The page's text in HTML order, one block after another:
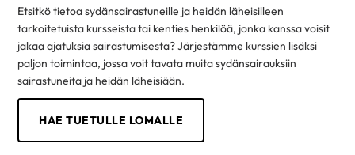
Etsitkö tietoa sydänsairastuneille ja heidän läheisilleen
tarkoitetuista kursseista tai kenties henkilöä, jonka kanssa voisit
jakaa ajatuksia sairastumisesta? Järjestämme kurssien lisäksi
paljon toimintaa, jossa voit tavata muita sydänsairauksiin
sairastuneita ja heidän läheisiään.
HAE TUETULLE LOMALLE